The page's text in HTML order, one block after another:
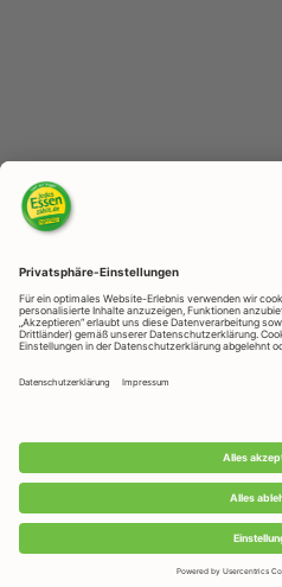
RAPUNZEL NATURKOST GmbH
Rapunzelstraße 1, D - 87764 Legau
Telefon: +49 (0) 8330 / 529 - 0
Telefax: +49 (0) 8330 / 529 - 1188